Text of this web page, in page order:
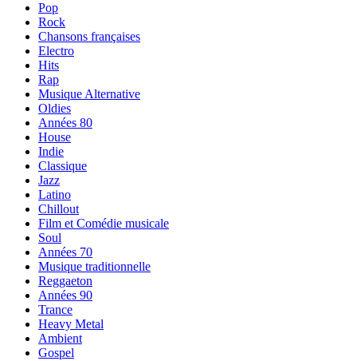
Pop
Rock
Chansons françaises
Electro
Hits
Rap
Musique Alternative
Oldies
Années 80
House
Indie
Classique
Jazz
Latino
Chillout
Film et Comédie musicale
Soul
Années 70
Musique traditionnelle
Reggaeton
Années 90
Trance
Heavy Metal
Ambient
Gospel